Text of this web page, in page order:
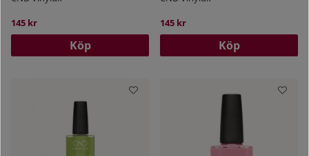
145 kr
Köp
145 kr
Köp